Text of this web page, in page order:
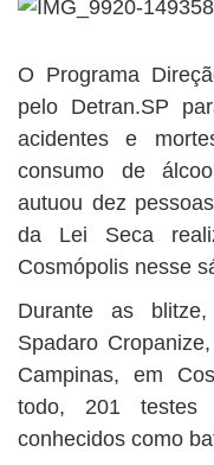
O Programa
pelo Detran.SP
acidentes e
consumo de
autuou dez
da Lei Seca
Cosmópolis nesse
Durante as
Spadaro
Campinas, em
todo, 201 testes
conhecidos como